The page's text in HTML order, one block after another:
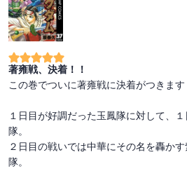
そして、セクシーショットもそこそこ
好きなら迷わず読んだほうが良いでしょ
うっかり車を買いたくなるような魔力を
今回、セールで購入したのでコストパ
著雍戦、決着！！
この巻でついに著雍戦に決着がつきます
１日目が好調だった玉鳳隊に対して、
隊。
２日目の戦いでは中華にその名を轟か
隊。